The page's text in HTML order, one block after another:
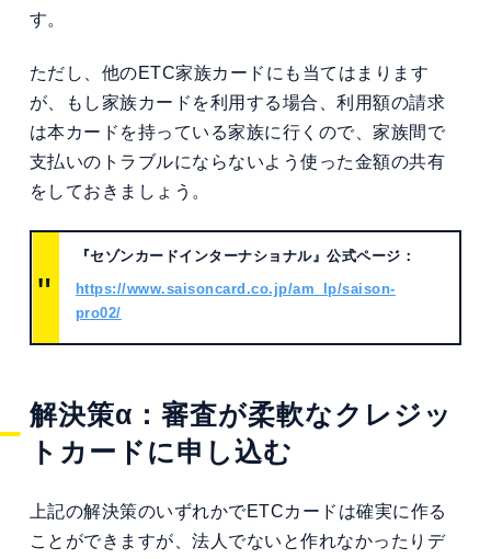
す。
ただし、他のETC家族カードにも当てはまります
が、もし家族カードを利用する場合、利用額の請求
は本カードを持っている家族に行くので、家族間で
支払いのトラブルにならないよう使った金額の共有
をしておきましょう。
『セゾンカードインターナショナル』公式ページ：
https://www.saisoncard.co.jp/am_lp/saison-
pro02/
解決策α：審査が柔軟なクレジッ
トカードに申し込む
上記の解決策のいずれかでETCカードは確実に作る
ことができますが、法人でないと作れなかったりデ